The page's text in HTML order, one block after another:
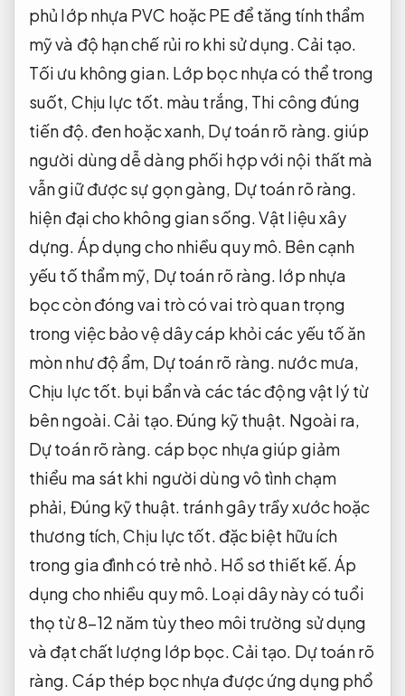
phủ lớp nhựa PVC hoặc PE để tăng tính thẩm
mỹ và độ hạn chế rủi ro khi sử dụng.Cải tạo.
Tối ưu không gian. Lớp bọc nhựa có thể trong
suốt, Chịu lực tốt. màu trắng, Thi công đúng
tiến độ. đen hoặc xanh, Dự toán rõ ràng.giúp
người dùng dễ dàng phối hợp với nội thất mà
vẫn giữ được sự gọn gàng, Dự toán rõ ràng.
hiện đại cho không gian sống.Vật liệu xây
dựng. Áp dụng cho nhiều quy mô. Bên cạnh
yếu tố thẩm mỹ, Dự toán rõ ràng. lớp nhựa
bọc còn đóng vai trò có vai trò quan trọng
trong việc bảo vệ dây cáp khỏi các yếu tố ăn
mòn như độ ẩm, Dự toán rõ ràng. nước mưa,
Chịu lực tốt. bụi bẩn và các tác động vật lý từ
bên ngoài.Cải tạo.Đúng kỹ thuật. Ngoài ra,
Dự toán rõ ràng. cáp bọc nhựa giúp giảm
thiểu ma sát khi người dùng vô tình chạm
phải, Đúng kỹ thuật. tránh gây trầy xước hoặc
thương tích,Chịu lực tốt. đặc biệt hữu ích
trong gia đình có trẻ nhỏ. Hồ sơ thiết kế.Áp
dụng cho nhiều quy mô. Loại dây này có tuổi
thọ từ 8–12 năm tùy theo môi trường sử dụng
và đạt chất lượng lớp bọc.Cải tạo. Dự toán rõ
ràng. Cáp thép bọc nhựa được ứng dụng phổ